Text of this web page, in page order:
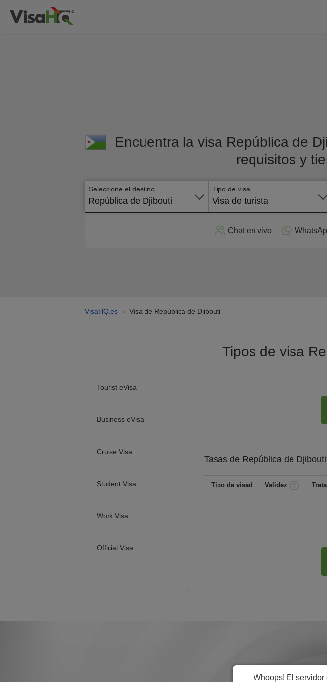
Encuentra la visa República de
requisitos y
Seleccione el destino
República de Djibouti
Tipo de visa
Visa de turista
Chat en vivo
VisaHQ.es › Visa de República de Djibouti
Tipos de visa
Tourist eVisa
Business eVisa
Cruise Visa
Student Visa
Work Visa
Official Visa
Tasas de República de
Tipo de visad Validez
Whoops! El servidor